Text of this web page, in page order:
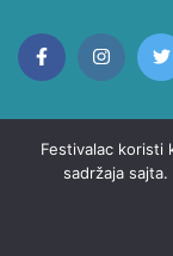
© Copyright 2023
Festivalac koristi
sadržaja